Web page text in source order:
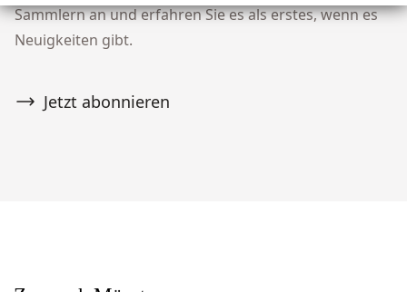
Sammlern an und erfahren Sie es als erstes, wenn es
Neuigkeiten gibt.
Jetzt abonnieren